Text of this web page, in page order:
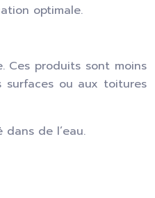
optimale.
Ces produits sont moins
surfaces ou aux toitures
de l’eau.